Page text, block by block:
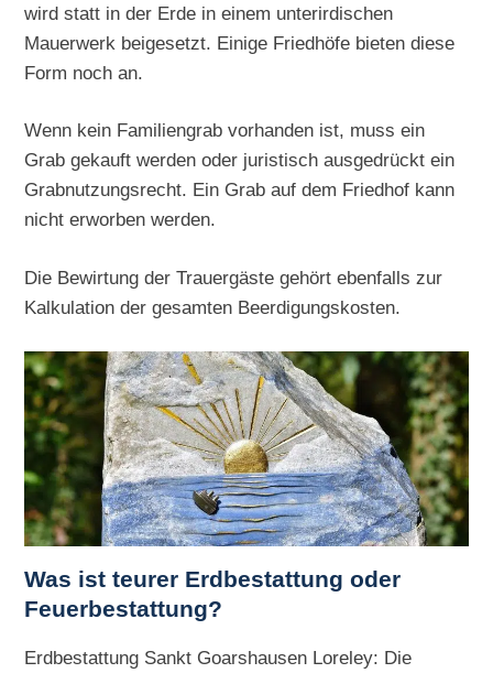
wird statt in der Erde in einem unterirdischen
Mauerwerk beigesetzt. Einige Friedhöfe bieten diese
Form noch an.
Wenn kein Familiengrab vorhanden ist, muss ein
Grab gekauft werden oder juristisch ausgedrückt ein
Grabnutzungsrecht. Ein Grab auf dem Friedhof kann
nicht erworben werden.
Die Bewirtung der Trauergäste gehört ebenfalls zur
Kalkulation der gesamten Beerdigungskosten.
Was ist teurer Erdbestattung oder
Feuerbestattung?
Erdbestattung Sankt Goarshausen Loreley: Die